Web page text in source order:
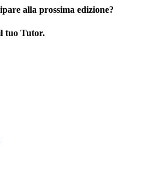
alla prossima edizione?
tuo Tutor.